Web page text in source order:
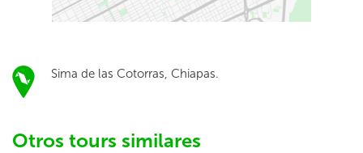
Sima de las Cotorras, Chiapas.
Otros tours similares